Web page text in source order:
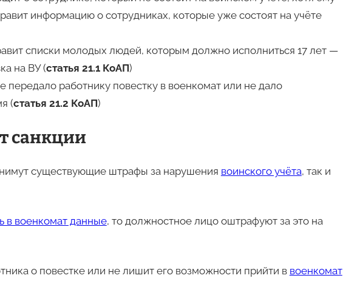
информацию о сотрудниках, которые уже состоят на учёте
списки молодых людей, которым должно исполниться 17 лет —
на ВУ (статья 21.1 КоАП)
передало работнику повестку в военкомат или не дало
(статья 21.2 КоАП)
санкции
существующие штрафы за нарушения воинского учёта, так и
в военкомат данные, то должностное лицо оштрафуют за это на
о повестке или не лишит его возможности прийти в военкомат